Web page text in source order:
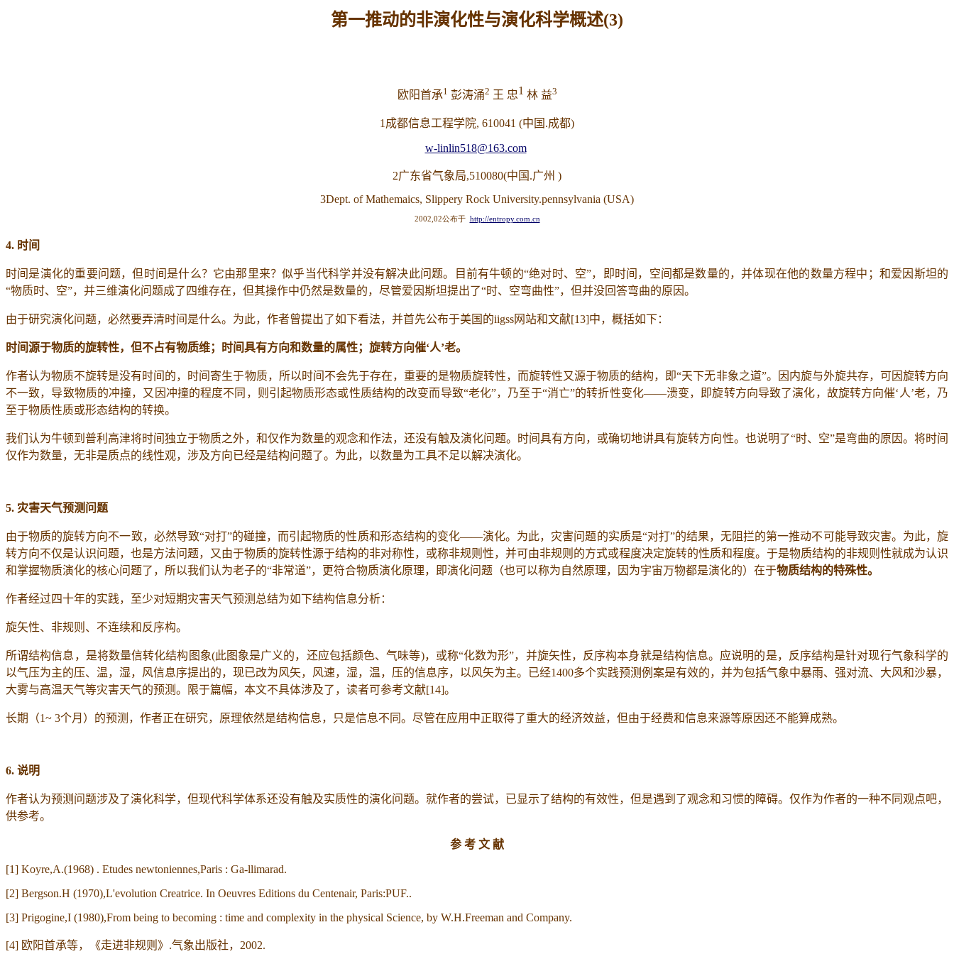
第一推动的非演化性与演化科学概述(3)
欧阳首承1 彭涛涌2 王 忠1 林 益3
1 成都信息工程学院, 610041 (中国.成都)
w-linlin518@163.com
2广东省气象局,510080(中国.广州 )
3Dept. of Mathemaics, Slippery Rock University.pennsylvania (USA)
2002,02公布于 http://entropy.com.cn
4. 时间
时间是演化的重要问题，但时间是什么？它由那里来？似乎当代科学并没有解决此问题。目前有牛顿的“绝对时、空”，即时间，空间都是数量的，并体现在他的数量方程中；和爱因斯坦的
“物质时、空”，并三维演化问题成了四维存在，但其操作中仍然是数量的，尽管爱因斯坦提出了“时、空弯曲性”，但并没回答弯曲的原因。
由于研究演化问题，必然要弄清时间是什么。为此，作者曾提出了如下看法，并首先公布于美国的iigss网站和文献[13]中，概括如下：
时间源于物质的旋转性，但不占有物质维；时间具有方向和数量的属性；旋转方向催‘人’老。
作者认为物质不旋转是没有时间的，时间寄生于物质，所以时间不会先于存在，重要的是物质旋转性，而旋转性又源于物质的结构，即“天下无非象之道”。因内旋与外旋共存，可因旋转方向
不一致，导致物质的冲撞，又因冲撞的程度不同，则引起物质形态或性质结构的改变而导致“老化”，乃至于“消亡”的转折性变化——溃变，即旋转方向导致了演化，故旋转方向催‘人’老，乃
至于物质性质或形态结构的转换。
我们认为牛顿到普利高津将时间独立于物质之外，和仅作为数量的观念和作法，还没有触及演化问题。时间具有方向，或确切地讲具有旋转方向性。也说明了“时、空”是弯曲的原因。将时间
仅作为数量，无非是质点的线性观，涉及方向已经是结构问题了。为此，以数量为工具不足以解决演化。
5. 灾害天气预测问题
由于物质的旋转方向不一致，必然导致“对打”的碰撞，而引起物质的性质和形态结构的变化——演化。为此，灾害问题的实质是“对打”的结果，无阻拦的第一推动不可能导致灾害。为此，旋
转方向不仅是认识问题，也是方法问题，又由于物质的旋转性源于结构的非对称性，或称非规则性，并可由非规则的方式或程度决定旋转的性质和程度。于是物质结构的非规则性就成为认识
和掌握物质演化的核心问题了，所以我们认为老子的“非常道”，更符合物质演化原理，即演化问题（也可以称为自然原理，因为宇宙万物都是演化的）在于物质结构的特殊性。
作者经过四十年的实践，至少对短期灾害天气预测总结为如下结构信息分析：
旋矢性、非规则、不连续和反序构。
所谓结构信息，是将数量信转化结构图象(此图象是广义的，还应包括颜色、气味等)，或称“化数为形”，并旋矢性，反序构本身就是结构信息。应说明的是，反序结构是针对现行气象科学的
以气压为主的压、温，湿，风信息序提出的，现已改为风矢，风速，湿，温，压的信息序，以风矢为主。已经1400多个实践预测例案是有效的，并为包括气象中暴雨、强对流、大风和沙暴，
大雾与高温天气等灾害天气的预测。限于篇幅，本文不具体涉及了，读者可参考文献[14]。
长期（1~ 3个月）的预测，作者正在研究，原理依然是结构信息，只是信息不同。尽管在应用中正取得了重大的经济效益，但由于经费和信息来源等原因还不能算成熟。
6. 说明
作者认为预测问题涉及了演化科学，但现代科学体系还没有触及实质性的演化问题。就作者的尝试，已显示了结构的有效性，但是遇到了观念和习惯的障碍。仅作为作者的一种不同观点吧，
供参考。
参 考 文 献
[1] Koyre,A.(1968) . Etudes newtoniennes,Paris : Ga-llimarad.
[2] Bergson.H (1970),L'evolution Creatrice. In Oeuvres Editions du Centenair, Paris:PUF..
[3] Prigogine,I (1980),From being to becoming : time and complexity in the physical Science, by W.H.Freeman and Company.
[4] 欧阳首承等，《走进非规则》 .气象出版社， 2002.